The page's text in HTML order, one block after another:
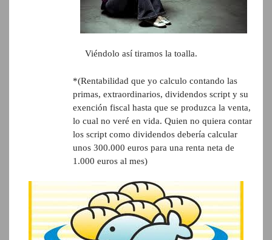
Viéndolo así tiramos la toalla.
*(Rentabilidad que yo calculo contando las
primas, extraordinarios, dividendos script y su
exención fiscal hasta que se produzca la venta,
lo cual no veré en vida. Quien no quiera contar
los script como dividendos debería calcular
unos 300.000 euros para una renta neta de
1.000 euros al mes)